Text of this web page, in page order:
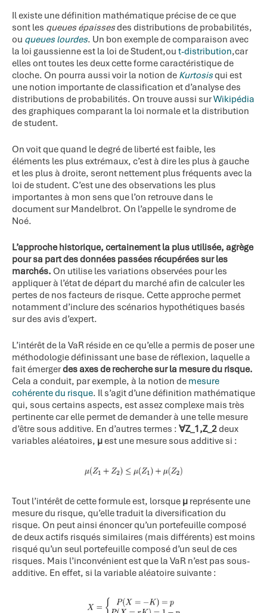
Il existe une définition mathématique précise de ce que
sont les queues épaissesdes distributions de probabilités,
ou queues lourdes. Un bon exemple de comparaison avec
la loi gaussienne est la loi de Student,ou t-distribution,car
elles ont toutes les deux cette forme caractéristique de
cloche. On pourra aussi voir la notion de Kurtosisqui est
une notion importante de classification et d’analyse des
distributions de probabilités. On trouve aussi surWikipédia
des graphiques comparant la loi normale et la distribution
de student.
On voit que quand le degré de liberté est faible, les
éléments les plus extrémaux, c’est à dire les plus à gauche
et les plus à droite, seront nettement plus fréquents avec la
loi de student. C’est une des observations les plus
importantes à mon sens que l’on retrouve dans le
document sur Mandelbrot. On l’appelle le syndrome de
Noé.
L’approche historique, certainement la plus utilisée, agrège
pour sa part des données passées récupérées sur les
marchés. On utilise les variations observées pour les
appliquer à l’état de départ du marché afin de calculer les
pertes de nos facteurs de risque. Cette approche permet
notamment d’inclure des scénarios hypothétiques basés
sur des avis d’expert.
L’intérêt de la VaR réside en ce qu’elle a permis de poser une
méthodologie définissant une base de réflexion, laquelle a
fait émergerdes axes de recherche sur la mesure du risque.
Cela a conduit, par exemple, à la notion de mesure
cohérente du risque. Il s’agit d’une définition mathématique
qui, sous certains aspects, est assez complexe mais très
pertinente car elle permet de demander à une telle mesure
d’être sous additive. En d’autres termes : ∀Z_1,Z_2deux
variables aléatoires, μest une mesure sous additive si :
Tout l’intérêt de cette formule est, lorsque μ représente une
mesure du risque, qu’elle traduit la diversification du
risque. On peut ainsi énoncer qu’un portefeuille composé
de deux actifs risqués similaires (mais différents) est moins
risqué qu’un seul portefeuille composé d’un seul de ces
risques. Mais l’inconvénient est que la VaR n’est pas sous-
additive. En effet, si la variable aléatoire suivante :